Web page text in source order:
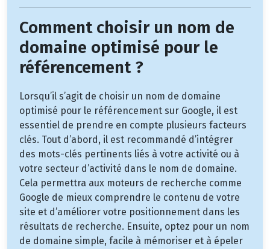
Comment choisir un nom de
domaine optimisé pour le
référencement ?
Lorsqu’il s’agit de choisir un nom de domaine
optimisé pour le référencement sur Google, il est
essentiel de prendre en compte plusieurs facteurs
clés. Tout d’abord, il est recommandé d’intégrer
des mots-clés pertinents liés à votre activité ou à
votre secteur d’activité dans le nom de domaine.
Cela permettra aux moteurs de recherche comme
Google de mieux comprendre le contenu de votre
site et d’améliorer votre positionnement dans les
résultats de recherche. Ensuite, optez pour un nom
de domaine simple, facile à mémoriser et à épeler